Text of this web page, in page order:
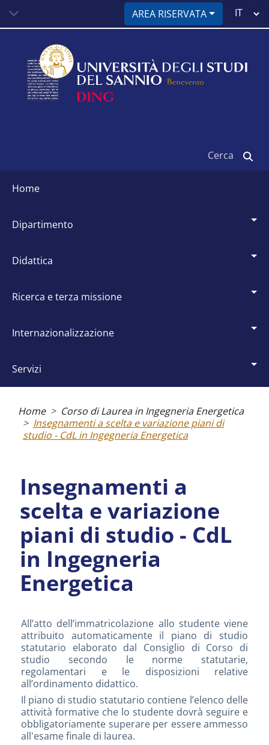
contenuto
AREA RISERVATA
Select
dipartimentali
home
dipartimento
didattica
ricerca e terza missione
internazionalizzazione
servizi
pane
Home
Corso di Laurea in Ingegneria Energetica
Insegnamenti a scelta e variazione piani di
studio - CdL in Ingegneria Energetica
Insegnamenti a
scelta e variazione
piani di studio - CdL
in Ingegneria
Energetica
All’atto dell’immatricolazione allo studente viene
attribuito automaticamente il piano di studio
statutario elaborato dal Consiglio di Corso di
studio secondo le norme statutarie,
regolamentari e le disposizioni relative
all’ordinamento didattico.
Il piano di studio statutario contiene l’elenco delle
attività formative che lo studente dovrà seguire e
obbligatoriamente superare per essere ammesso
all'esame finale di laurea.